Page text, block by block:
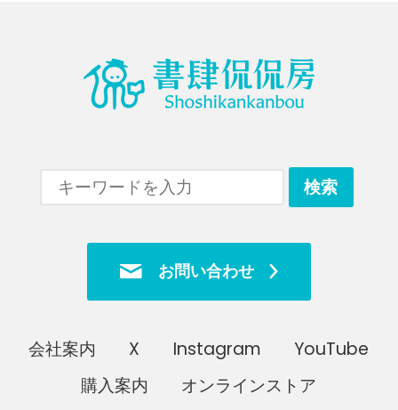
お問い合わせ
会社案内 X Instagram
YouTube
購入案内
オンラインストア